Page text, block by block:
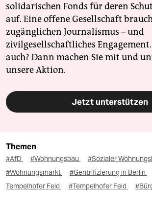
solidarischen Fonds für deren
auf. Eine offene Gesellschaft
zugänglichen Journalismus – und
zivilgesellschaftliches
auch? Dann machen Sie mit und
unsere Aktion.
Jetzt unterstützen
Themen
#AfD #Wohnungsbau #Sozialer
#Wohnungsmarkt
#Gentrifizierung in Berlin
Tempelhofer Feld
#Tempelhofer Feld